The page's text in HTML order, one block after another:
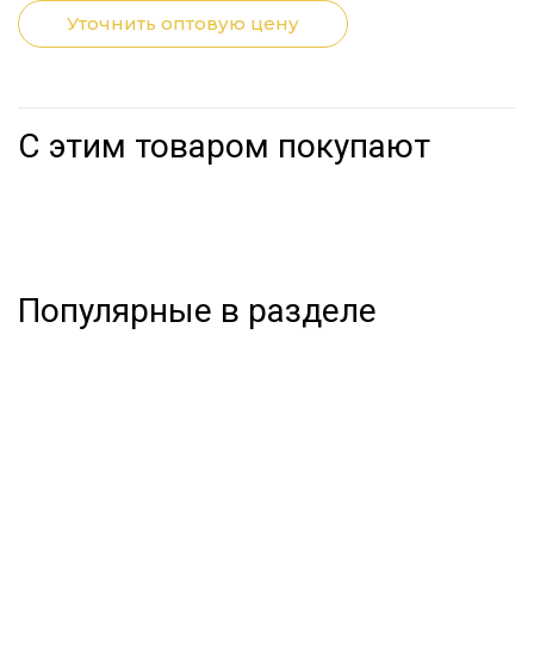
Уточнить оптовую цену
С этим товаром покупают
Популярные в разделе